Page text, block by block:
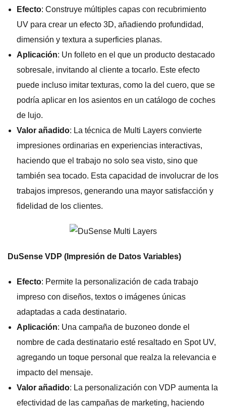
Efecto: Construye múltiples capas con recubrimiento
UV para crear un efecto 3D, añadiendo profundidad,
dimensión y textura a superficies planas.
Aplicación: Un folleto en el que un producto destacado
sobresale, invitando al cliente a tocarlo. Este efecto
puede incluso imitar texturas, como la del cuero, que se
podría aplicar en los asientos en un catálogo de coches
de lujo.
Valor añadido: La técnica de Multi Layers convierte
impresiones ordinarias en experiencias interactivas,
haciendo que el trabajo no solo sea visto, sino que
también sea tocado. Esta capacidad de involucrar de los
trabajos impresos, generando una mayor satisfacción y
fidelidad de los clientes.
DuSense VDP (Impresión de Datos Variables)
Efecto: Permite la personalización de cada trabajo
impreso con diseños, textos o imágenes únicas
adaptadas a cada destinatario.
Aplicación: Una campaña de buzoneo donde el
nombre de cada destinatario esté resaltado en Spot UV,
agregando un toque personal que realza la relevancia e
impacto del mensaje.
Valor añadido: La personalización con VDP aumenta la
efectividad de las campañas de marketing, haciendo